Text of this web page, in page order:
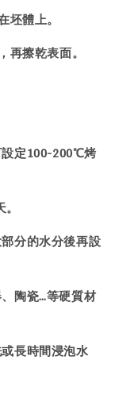
體上。
擦乾表面。
設定100-200℃烤
分的水分後再設
陶瓷…等硬質材
長時間浸泡水